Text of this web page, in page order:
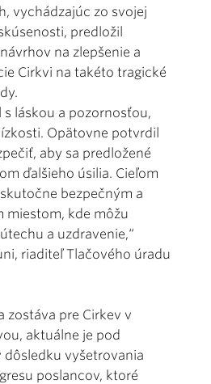
vychádzajúc zo svojej
predložil
na zlepšenie a
Cirkvi na takéto tragické
s láskou a pozornosťou,
Opätovne potvrdil
aby sa predložené
ďalšieho úsilia. Cieľom
bezpečným a
miestom, kde môžu
a uzdravenie,“
riaditeľ Tlačového úradu
zostáva pre Cirkev v
aktuálne je pod
vyšetrovania
poslancov, ktoré